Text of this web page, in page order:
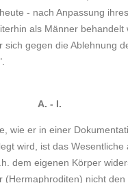
- nach Anpassung
als Männer behandelt
gegen die Ablehnung
A. - I.
wie er in einer
wird, ist das
dem eigenen Körper
nicht